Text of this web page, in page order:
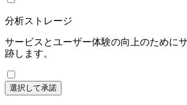
分析ストレージ
サービスとユーザー体験の向上のために
跡します。
選択して承諾